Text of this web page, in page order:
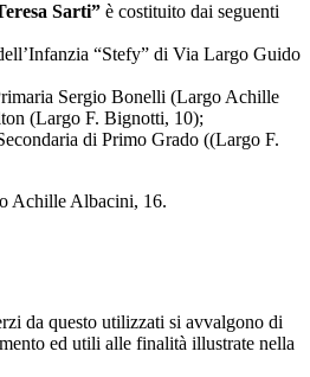
Sarti” è costituito dai seguenti
“Stefy” di Via Largo Guido
Sergio Bonelli (Largo Achille
(Largo F. Bignotti, 10);
di Primo Grado ((Largo F.
Achille Albacini, 16.
da questo utilizzati si avvalgono di
ed utili alle finalità illustrate nella